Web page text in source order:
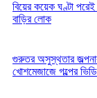
বিয়ের কয়েক ঘণ্টা
বাড়ির লোক
গুরুতর অসুস্থতার
খোশমেজাজে গল্পের